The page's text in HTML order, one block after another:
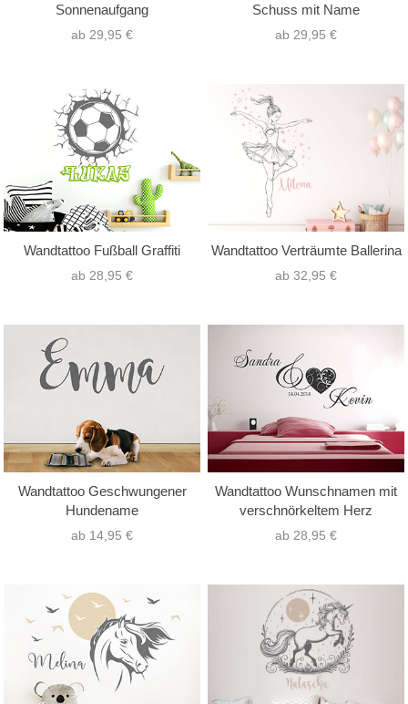
Sonnenaufgang
ab 29,95 €
Schuss mit Name
ab 29,95 €
Wandtattoo Fußball Graffiti
ab 28,95 €
Wandtattoo Verträumte Ballerina
ab 32,95 €
Wandtattoo Geschwungener
Hundename
ab 14,95 €
Wandtattoo Wunschnamen mit
verschnörkeltem Herz
ab 28,95 €